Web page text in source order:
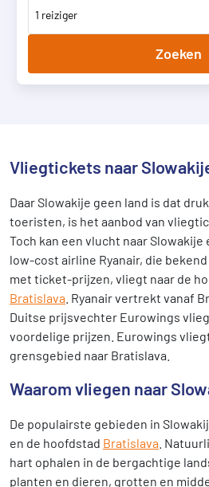
1 reiziger
Zoeken
Vliegtickets naar
Daar Slowakije geen land is dat
toeristen, is het aanbod van
Toch kan een vlucht naar Slowakije
low-cost airline Ryanair, die
met ticket-prijzen, vliegt naar de
Bratislava . Ryanair vertrekt vanaf
Duitse prijsvechter Eurowings
voordelige prijzen. Eurowings
grensgebied naar Bratislava.
Waarom vliegen naar
De populairste gebieden in
en de hoofdstad Bratislava .
hart ophalen in de bergachtige
planten en dieren, grotten en